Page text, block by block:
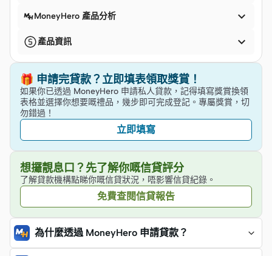
MoneyHero 產品分析 
產品資訊 
🎁 申請完貸款？立即填表領取獎賞！
如果你已透過 MoneyHero 申請私人貸款，記得填寫獎賞換領
表格並選擇你想要嘅禮品，幾步即可完成登記。專屬獎賞，切
勿錯過！
立即填寫
想攞靚息口？先了解你嘅信貸評分
了解貸款機構點睇你嘅信貸狀況，唔影響信貸紀錄。
免費查閱信貸報告
為什麼透過 MoneyHero 申請貸款？